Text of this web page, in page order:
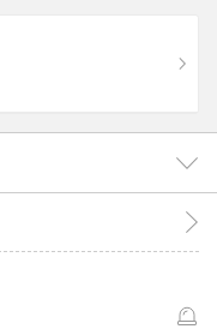
설에 자주 등장하는 독극